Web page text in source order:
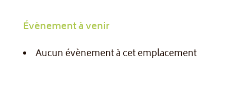
Évènement à venir
Aucun évènement à cet emplacement